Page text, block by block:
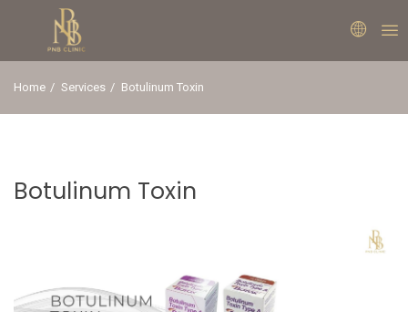
Home Services Botulinum Toxin
Botulinum Toxin